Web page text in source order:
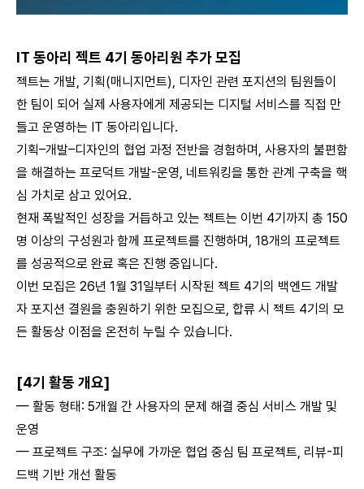
IT 동아리 젝트 4기 동아리원 추가 모집
젝트는 개발, 기획(매니지먼트), 디자인 관련 포지션의 팀원들이
한 팀이 되어 실제 사용자에게 제공되는 디지털 서비스를 직접 만
들고 운영하는 IT 동아리입니다.
기획–개발–디자인의 협업 과정 전반을 경험하며, 사용자의 불편함
을 해결하는 프로덕트 개발-운영, 네트워킹을 통한 관계 구축을 핵
심 가치로 삼고 있어요.
현재 폭발적인 성장을 거듭하고 있는 젝트는 이번 4기까지 총 150
명 이상의 구성원과 함께 프로젝트를 진행하며, 18개의 프로젝트
를 성공적으로 완료 혹은 진행 중입니다.
이번 모집은 26년 1월 31일부터 시작된 젝트 4기의 백엔드 개발
자 포지션 결원을 충원하기 위한 모집으로, 합류 시 젝트 4기의 모
든 활동상 이점을 온전히 누릴 수 있습니다.
[4기 활동 개요]
— 활동 형태: 5개월 간 사용자의 문제 해결 중심 서비스 개발 및
운영
— 프로젝트 구조: 실무에 가까운 협업 중심 팀 프로젝트, 리뷰-피
드백 기반 개선 활동